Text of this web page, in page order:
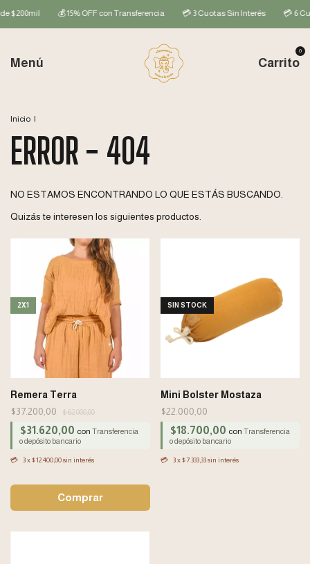
$200mil 💰 15% OFF con Transferencia 💳 3 Cuotas Sin Interés 💳 6
Menú Carrito
0
Inicio |
ERROR - 404
NO ESTAMOS ENCONTRANDO LO QUE ESTÁS BUSCANDO.
Quizás te interesen los siguientes productos.
2X1
Remera Terra
$37.200,00
$62.000,00
$31.620,00 con Transferencia
o depósito bancario
3x$12.400,00sin interés
Comprar
SIN STOCK
Mini Bolster Mostaza
$22.000,00
$18.700,00 con Transferencia
o depósito bancario
3 x$7.333,33 sin interés